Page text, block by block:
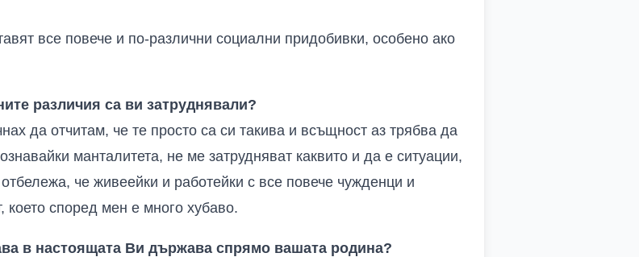
все повече и по-различни социални придобивки, особено ако
различия са ви затруднявали?
да отчитам, че те просто са си такива и всъщност аз трябва да
манталитета, не ме затрудняват каквито и да е ситуации,
че живеейки и работейки с все повече чужденци и
според мен е много хубаво.
в настоящата Ви държава спрямо вашата родина?